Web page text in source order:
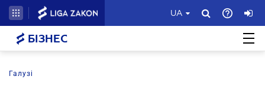
UA
БІЗНЕС
Галузі